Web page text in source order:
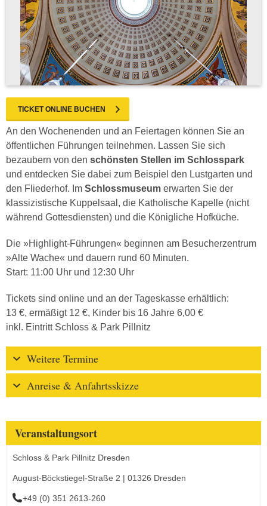
TICKET ONLINE BUCHEN
An den Wochenenden und an Feiertagen können Sie an
öffentlichen Führungen teilnehmen. Lassen Sie sich
bezaubern von den schönsten Stellen im Schlosspark
und entdecken Sie dabei zum Beispiel den Lustgarten und
den Fliederhof. Im Schlossmuseum erwarten Sie der
klassizistische Kuppelsaal, die Katholische Kapelle (nicht
während Gottesdiensten) und die Königliche Hofküche.
Die »Highlight-Führungen« beginnen am Besucherzentrum
»Alte Wache« und dauern rund 60 Minuten.
Start: 11:00 Uhr und 12:30 Uhr
Tickets sind online und an der Tageskasse erhältlich:
13 €, ermäßigt 12 €, Kinder bis 16 Jahre 6,00 €
inkl. Eintritt Schloss & Park Pillnitz
Weitere Termine
Anreise & Anfahrtsskizze
Veranstaltungsort
Schloss & Park Pillnitz Dresden
August-Böckstiegel-Straße 2 | 01326 Dresden
+49 (0) 351 2613-260